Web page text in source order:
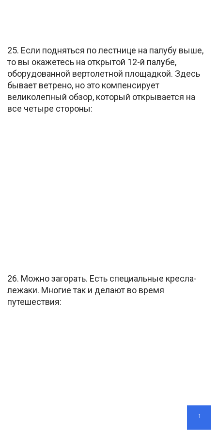
25. Если подняться по лестнице на палубу выше,
то вы окажетесь на открытой 12-й палубе,
оборудованной вертолетной площадкой. Здесь
бывает ветрено, но это компенсирует
великолепный обзор, который открывается на
все четыре стороны:
26. Можно загорать. Есть специальные кресла-
лежаки. Многие так и делают во время
путешествия:
↑